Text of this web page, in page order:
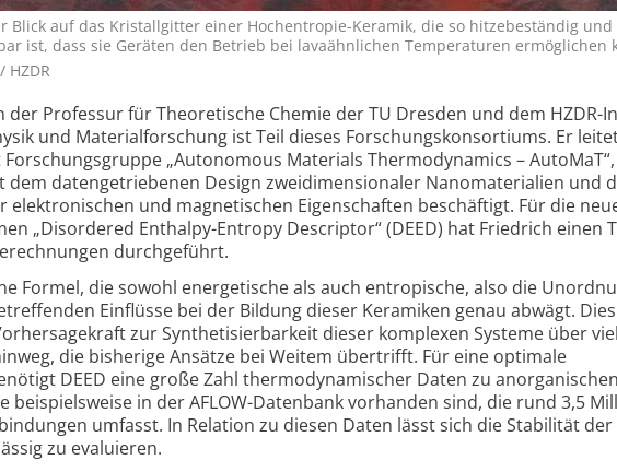
Blick auf das Kristallgitter einer Hochentropie-Keramik, die so hitzebeständig und
ist, dass sie Geräten den Betrieb bei lavaähnlichen Temperaturen ermöglichen
HZDR
der Professur für Theoretische Chemie der TU Dresden und dem HZDR-
und Materialforschung ist Teil dieses Forschungskonsortiums. Er
„Autonomous Materials Thermodynamics –
dem datengetriebenen Design zweidimensionaler Nanomaterialien und
elektronischen und magnetischen Eigenschaften beschäftigt. Für die
„Disordered Enthalpy-Entropy Descriptor“ (DEED) hat Friedrich einen
durchgeführt.
Formel, die sowohl energetische als auch entropische, also die
Einflüsse bei der Bildung dieser Keramiken genau abwägt. Dies
zur Synthetisierbarkeit dieser komplexen Systeme über
die bisherige Ansätze bei Weitem übertrifft. Für eine optimale
DEED eine große Zahl thermodynamischer Daten zu anorganischen
beispielsweise in der AFLOW-Datenbank vorhanden sind, die rund 3,5
umfasst. In Relation zu diesen Daten lässt sich die Stabilität der
zu evaluieren.